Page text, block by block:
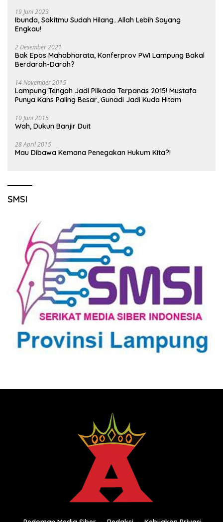
19 Juni 2023
Ibunda, Sakitmu Sudah Hilang…Allah Lebih Sayang
Engkau!
2 Desember 2021
Bak Epos Mahabharata, Konferprov PWI Lampung Bakal
Berdarah-Darah?
14 November 2015
Lampung Tengah Jadi Pilkada Terpanas 2015! Mustafa
Punya Kans Paling Besar, Gunadi Jadi Kuda Hitam
10 Juni 2015
Wah, Dukun Banjir Duit
28 April 2015
Mau Dibawa Kemana Penegakan Hukum Kita?!
SMSI